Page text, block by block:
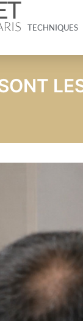
TECHNIQUES